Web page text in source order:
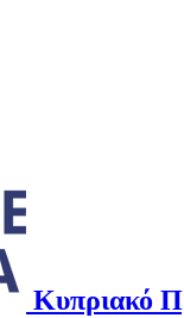
Κυπριακό